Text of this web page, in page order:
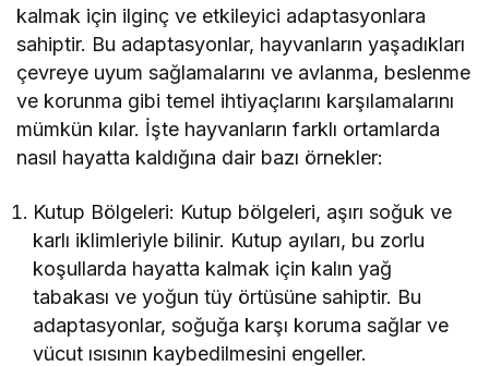
kalmak için ilginç ve etkileyici adaptasyonlara
sahiptir. Bu adaptasyonlar, hayvanların yaşadıkları
çevreye uyum sağlamalarını ve avlanma, beslenme
ve korunma gibi temel ihtiyaçlarını karşılamalarını
mümkün kılar. İşte hayvanların farklı ortamlarda
nasıl hayatta kaldığına dair bazı örnekler:
Kutup Bölgeleri: Kutup bölgeleri, aşırı soğuk ve
karlı iklimleriyle bilinir. Kutup ayıları, bu zorlu
koşullarda hayatta kalmak için kalın yağ
tabakası ve yoğun tüy örtüsüne sahiptir. Bu
adaptasyonlar, soğuğa karşı koruma sağlar ve
vücut ısısının kaybedilmesini engeller.